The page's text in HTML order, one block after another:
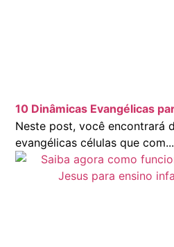
10 Dinâmicas Evangélicas
Neste post, você encontrará
evangélicas células que com...